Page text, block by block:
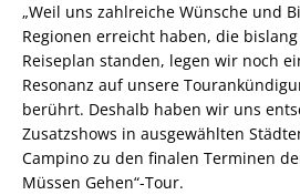
„Weil uns zahlreiche Wünsche und
Regionen erreicht haben, die
Reiseplan standen, legen wir noch
Resonanz auf unsere
berührt. Deshalb haben wir uns
Zusatzshows in ausgewählten
Campino zu den finalen Terminen
Müssen Gehen“-Tour.